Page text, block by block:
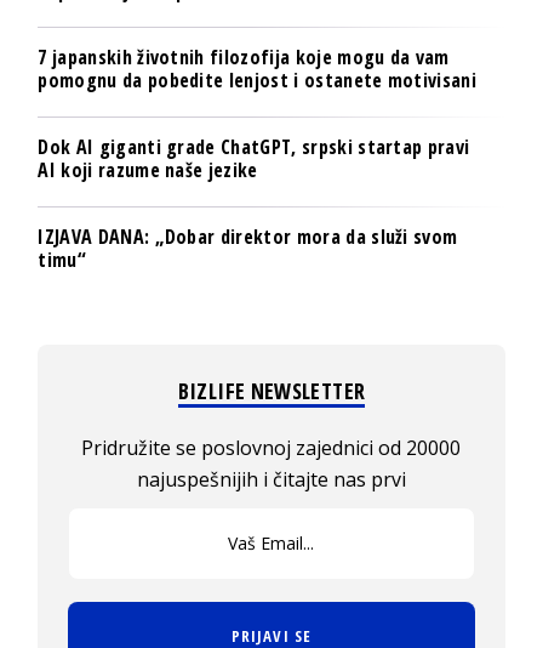
7 japanskih životnih filozofija koje mogu da vam
pomognu da pobedite lenjost i ostanete motivisani
Dok AI giganti grade ChatGPT, srpski startap pravi
AI koji razume naše jezike
IZJAVA DANA: „Dobar direktor mora da služi svom
timu“
BIZLIFE NEWSLETTER
Pridružite se poslovnoj zajednici od 20000
najuspešnijih i čitajte nas prvi
PRIJAVI SE